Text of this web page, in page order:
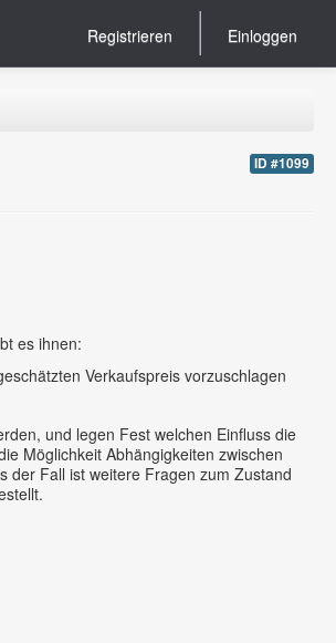
Registrieren Einloggen
ID #1099
es ihnen:
Verkaufspreis vorzuschlagen
und legen Fest welchen Einfluss die
Möglichkeit Abhängigkeiten zwischen
der Fall ist weitere Fragen zum Zustand